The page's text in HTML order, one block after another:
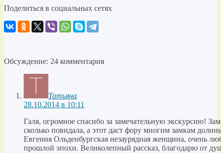
Поделиться в социальных сетях
Обсуждение: 24 комментария
Татьяна
28.10.2014 в 10:11
Галя, огромное спасибо за замечательную экскурсию!
сколько повидала, а этот даст фору многим замкам
Евгения Ольденбургская незаурядная женщина, очень
прошлой эпохи. Великолепный рассказ, благодарю от